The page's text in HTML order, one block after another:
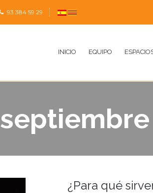
93 384 59 29
INICIO EQUIPO
septiembre
¿Para qué